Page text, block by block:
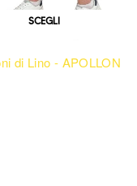
SCEGLI
di Lino - APOLLON